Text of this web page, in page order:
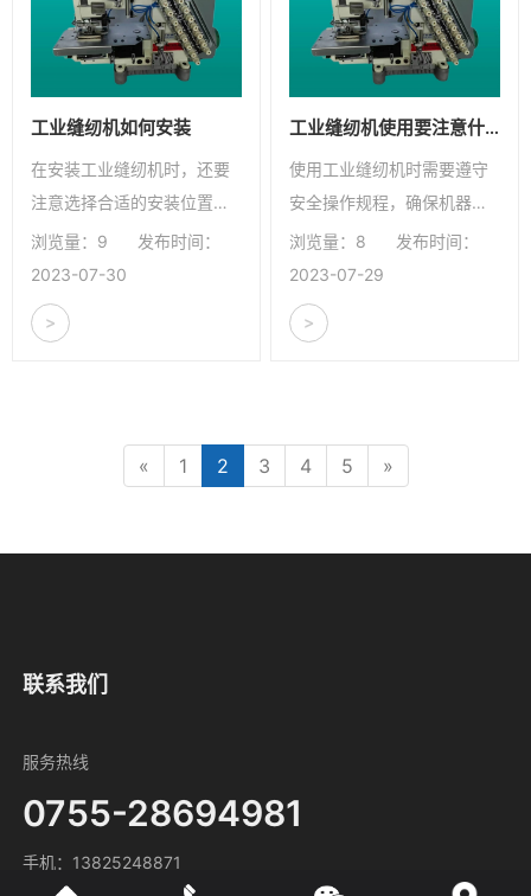
工业缝纫机如何安装
在安装工业缝纫机时，还要
注意选择合适的安装位置，
保持通风良好，避免潮湿和
阳光直射，以免影响机器的
使用寿命和缝纫效果。
浏览量：9
发布时间：
2023-07-30
>
工业缝纫机使用要注意什么
使用工业缝纫机时需要遵守
安全操作规程，确保机器运
行稳定，避免操作不当导致
事故发生。
浏览量：8
发布时间：
2023-07-29
>
« 1 2 3 4 5 »
联系我们
服务热线
0755-28694981
手机：13825248871